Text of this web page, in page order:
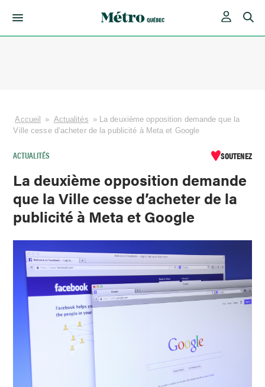
Accueil » Actualités » La deuxième opposition demande que la
Ville cesse d’acheter de la publicité à Meta et Google
ACTUALITÉS SOUTENEZ
La deuxième opposition demande
que la Ville cesse d’acheter de la
publicité à Meta et Google